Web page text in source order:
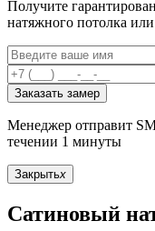
Получите
натяжного потолка
Заказать замер
Менеджер отправит
течении 1 минуты
Закрытьx
Сатиновый